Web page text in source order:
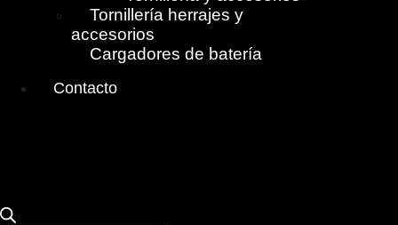
Tornillería herrajes y
accesorios
Cargadores de batería
Contacto